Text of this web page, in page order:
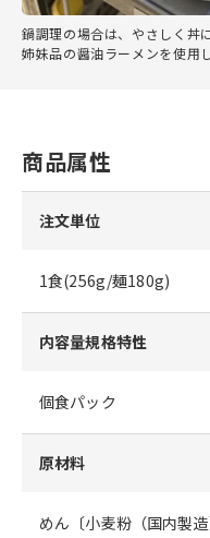
鍋調理の場合は、やさしく丼
姉妹品の醤油ラーメンを使用
商品属性
注文単位
1食(256g/麺180g)
内容量規格特性
個食パック
原材料
めん〔小麦粉（国内製